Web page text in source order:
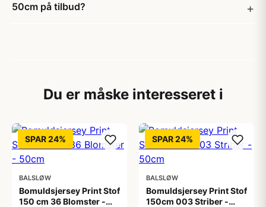
50cm på tilbud?
Du er måske interesseret i
SPAR 24%
BALSLØW
Bomuldsjersey Print Stof
150 cm 36 Blomster -
SPAR 24%
BALSLØW
Bomuldsjersey Print Stof
150cm 003 Striber -